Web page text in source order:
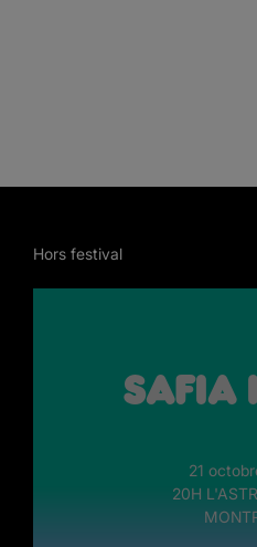
Hors festival
Safia
21
20H